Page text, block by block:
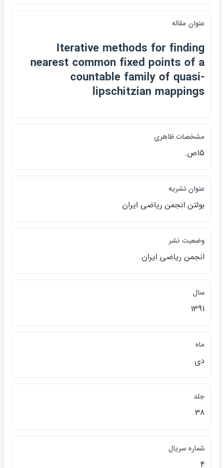
عنوان مقاله
Iterative methods for finding
nearest common fixed points of a
countable family of quasi-
lipschitzian mappings
مشخصات ظاهري
15ص.
عنوان نشريه
بولتن انجمن رياضي ايران
وضعيت نشر
انجمن رياضي ايران
سال
1391
ماه
دي
جلد
38
شماره سريال
4